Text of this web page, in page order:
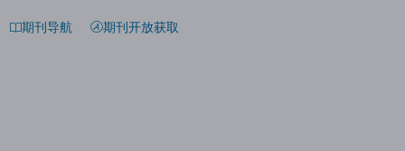
期刊导航 期刊开放获取